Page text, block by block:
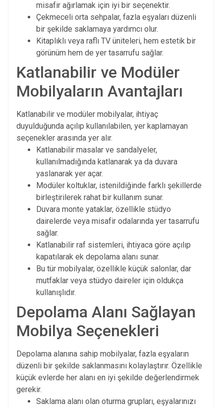
misafir ağırlamak için iyi bir seçenektir.
Çekmeceli orta sehpalar, fazla eşyaları düzenli
bir şekilde saklamaya yardımcı olur.
Kitaplıklı veya raflı TV üniteleri, hem estetik bir
görünüm hem de yer tasarrufu sağlar.
Katlanabilir ve Modüler
Mobilyaların Avantajları
Katlanabilir ve modüler mobilyalar, ihtiyaç
duyulduğunda açılıp kullanılabilen, yer kaplamayan
seçenekler arasında yer alır.
Katlanabilir masalar ve sandalyeler,
kullanılmadığında katlanarak ya da duvara
yaslanarak yer açar.
Modüler koltuklar, istenildiğinde farklı şekillerde
birleştirilerek rahat bir kullanım sunar.
Duvara monte yataklar, özellikle stüdyo
dairelerde veya misafir odalarında yer tasarrufu
sağlar.
Katlanabilir raf sistemleri, ihtiyaca göre açılıp
kapatılarak ek depolama alanı sunar.
Bu tür mobilyalar, özellikle küçük salonlar, dar
mutfaklar veya stüdyo daireler için oldukça
kullanışlıdır.
Depolama Alanı Sağlayan
Mobilya Seçenekleri
Depolama alanına sahip mobilyalar, fazla eşyaların
düzenli bir şekilde saklanmasını kolaylaştırır. Özellikle
küçük evlerde her alanı en iyi şekilde değerlendirmek
gerekir.
Saklama alanı olan oturma grupları, eşyalarınızı